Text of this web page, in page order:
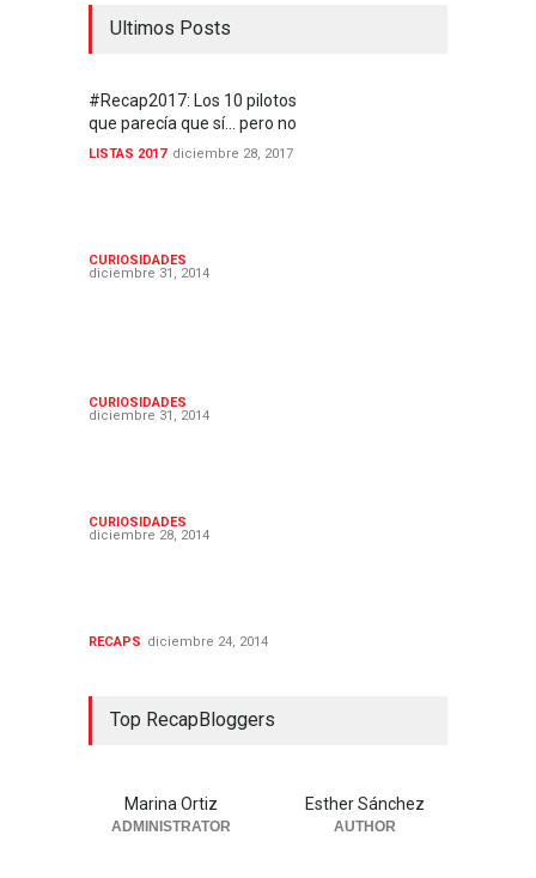
Ultimos Posts
#Recap2017: Los 10 pilotos
que parecía que sí... pero no
LISTAS 2017 diciembre 28, 2017
CURIOSIDADES
diciembre 31, 2014
CURIOSIDADES
diciembre 31, 2014
CURIOSIDADES
diciembre 28, 2014
RECAPS diciembre 24, 2014
Top RecapBloggers
Marina Ortiz
ADMINISTRATOR
Esther Sánchez
AUTHOR